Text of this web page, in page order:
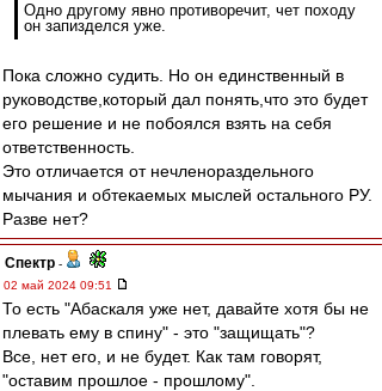
Одно другому явно противоречит, чет походу
он запизделся уже.
Пока сложно судить. Но он единственный в
руководстве,который дал понять,что это будет
его решение и не побоялся взять на себя
ответственность.
Это отличается от нечленораздельного
мычания и обтекаемых мыслей остального РУ.
Разве нет?
Спектр -
02 май 2024 09:51
То есть "Абаскаля уже нет, давайте хотя бы не
плевать ему в спину" - это "защищать"?
Все, нет его, и не будет. Как там говорят,
"оставим прошлое - прошлому".